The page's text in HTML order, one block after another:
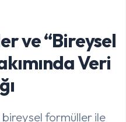
ve “Bireysel
Veri
formüller ile